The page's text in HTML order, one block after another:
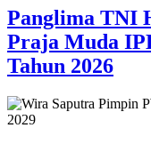
Panglima TNI
Praja Muda
Tahun 2026